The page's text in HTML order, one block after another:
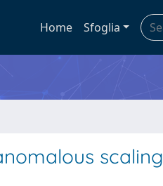
Home Sfoglia
scaling